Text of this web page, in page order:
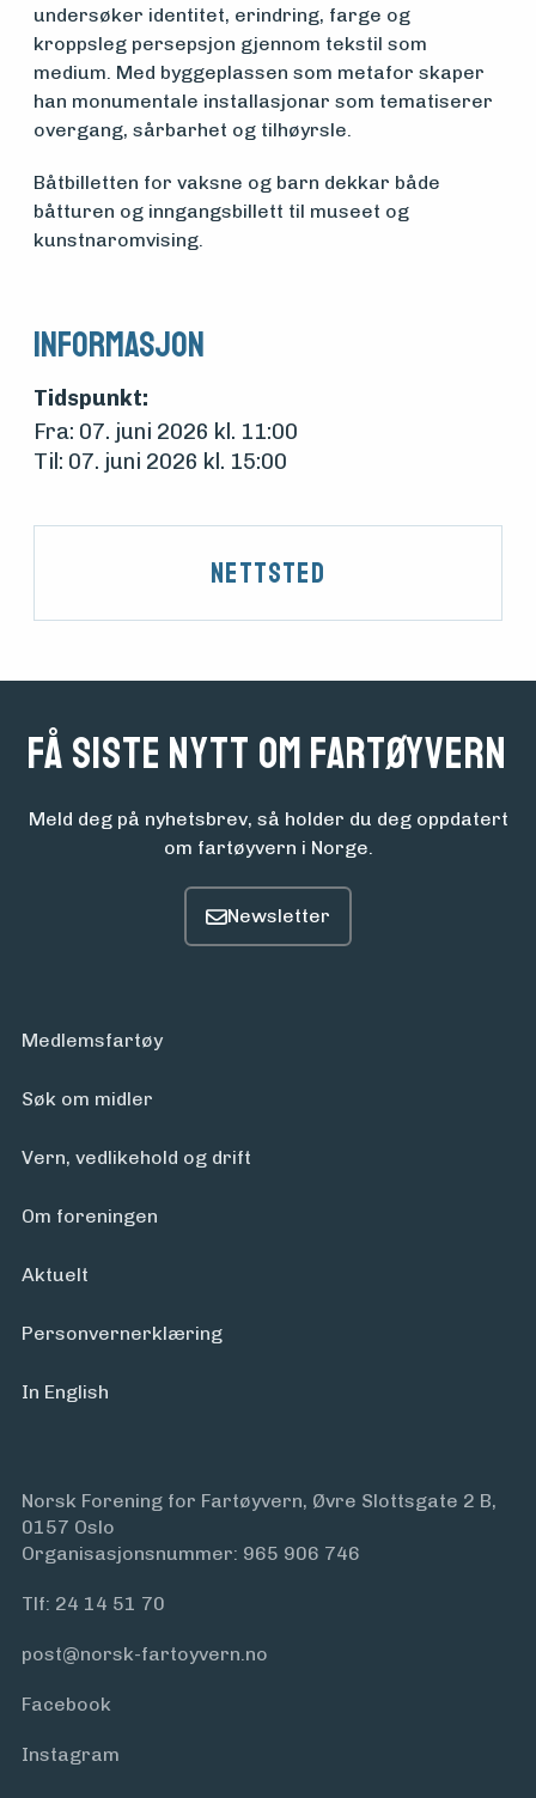
undersøker identitet, erindring, farge og
kroppsleg persepsjon gjennom tekstil som
medium. Med byggeplassen som metafor skaper
han monumentale installasjonar som tematiserer
overgang, sårbarhet og tilhøyrsle.
Båtbilletten for vaksne og barn dekkar både
båtturen og inngangsbillett til museet og
kunstnaromvising.
Informasjon
Tidspunkt:
Fra: 07. juni 2026 kl. 11:00
Til: 07. juni 2026 kl. 15:00
Nettsted
Få siste nytt om fartøyvern
Meld deg på nyhetsbrev, så holder du deg oppdatert
om fartøyvern i Norge.
Medlemsfartøy
Søk om midler
Vern, vedlikehold og drift
Om foreningen
Aktuelt
Personvern­erklæring
In English
Norsk Forening for Fartøyvern, Øvre Slottsgate 2 B,
0157 Oslo
Organisasjonsnummer: 965 906 746
Tlf: 24 14 51 70
post@norsk-fartoyvern.no
Facebook
Instagram